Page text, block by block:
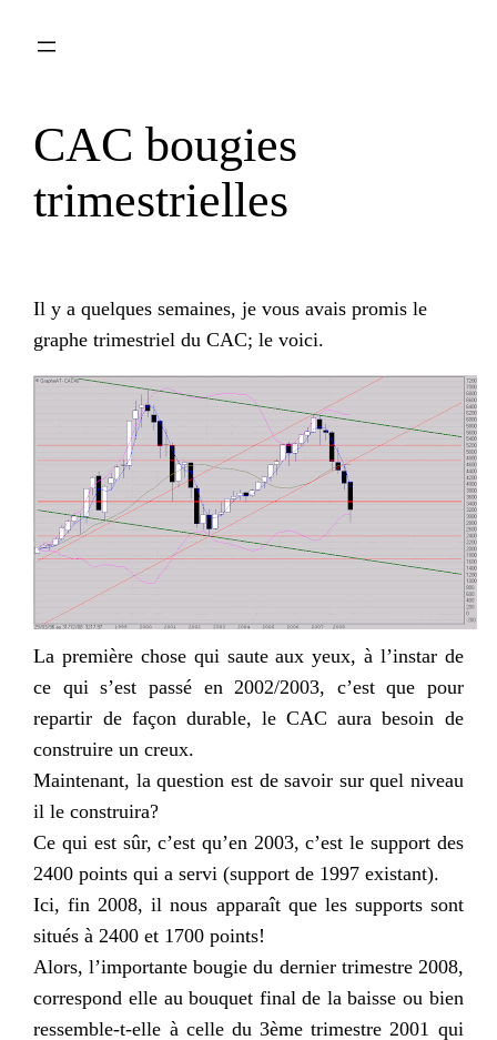
CAC bougies
trimestrielles
Il y a quelques semaines, je vous avais promis le
graphe trimestriel duCAC; le voici.
La première chose qui saute aux yeux, à l’instar de
ce qui s’est passé en 2002/2003, c’est que pour
repartir de façon durable, leCAC aura besoin de
construire un creux.
Maintenant, la question est de savoir sur quel niveau
il leconstruira?
Ce qui est sûr, c’est qu’en 2003, c’est le support des
2400 points qui a servi (support de 1997 existant).
Ici, fin 2008, il nous apparaît que les supports sont
situés à 2400 et 1700 points!
Alors, l’importante bougie du dernier trimestre 2008,
correspond elle au bouquet final de la baisse ou bien
ressemble-t-elle à celle du 3ème trimestre 2001 qui